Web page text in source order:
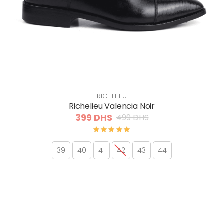
RICHELIEU
Richelieu Valencia Noir
399 DHS 499 DHS
39 40 41 42 43 44